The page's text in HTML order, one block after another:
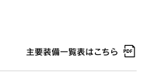
主要装備一覧表はこちら